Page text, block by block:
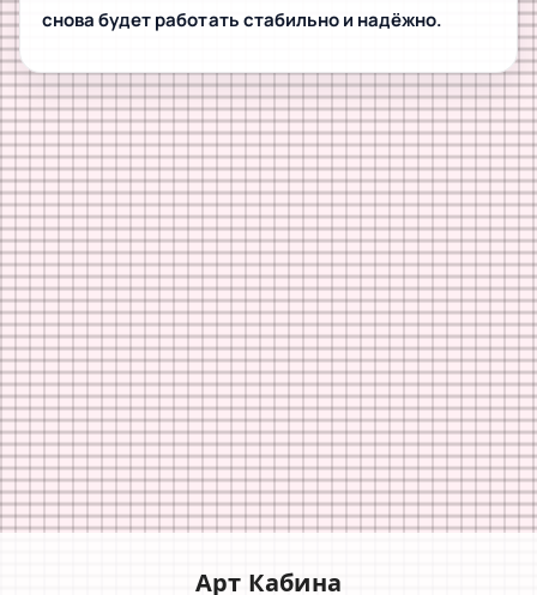
снова будет работать стабильно и надёжно.
Арт Кабина